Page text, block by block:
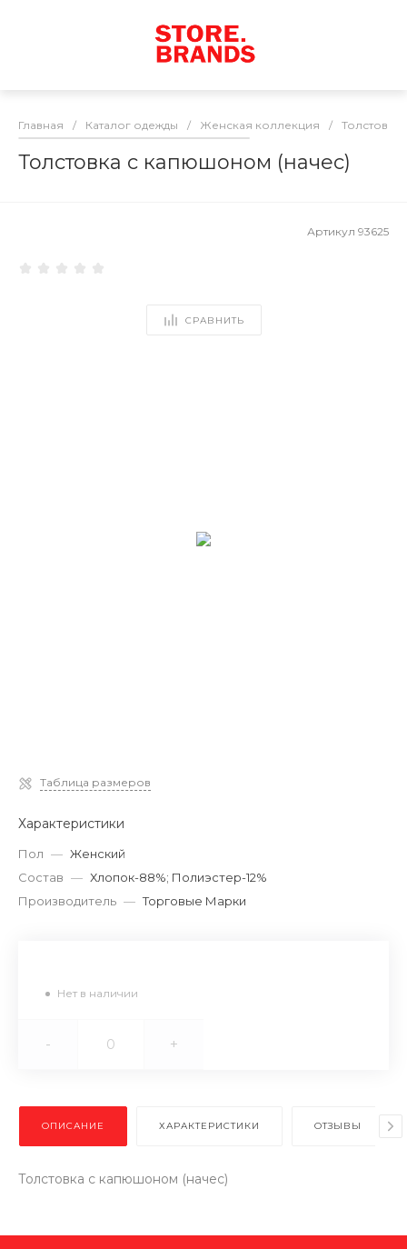
Главная / Каталог одежды / Женская коллекция / Толстовки
Толстовка с капюшоном (начес)
Артикул 93625
СРАВНИТЬ
Таблица размеров
Характеристики
Пол — Женский
Состав — Хлопок-88%; Полиэстер-12%
Производитель — Торговые Марки
Нет в наличии
- +
ОПИСАНИЕ ХАРАКТЕРИСТИКИ ОТЗЫВЫ
Толстовка с капюшоном (начес)